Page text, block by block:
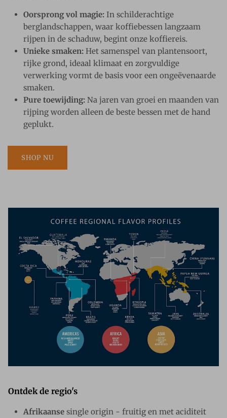
Oorsprong vol magie: In schilderachtige
berglandschappen, waar koffiebessen langzaam
rijpen in de schaduw, begint onze koffiereis.
Unieke smaken: Het samenspel van plantensoort,
rijke grond, ideaal klimaat en zorgvuldige
verwerking vormt de basis voor een ongeëvenaarde
smaken.
Pure toewijding: Na jaren van groei en maanden van
rijping worden alleen de beste bessen met de hand
geplukt.
SHOP NU
Ontdek de regio's
Afrikaanse single origin - fruitig en met aciditeit